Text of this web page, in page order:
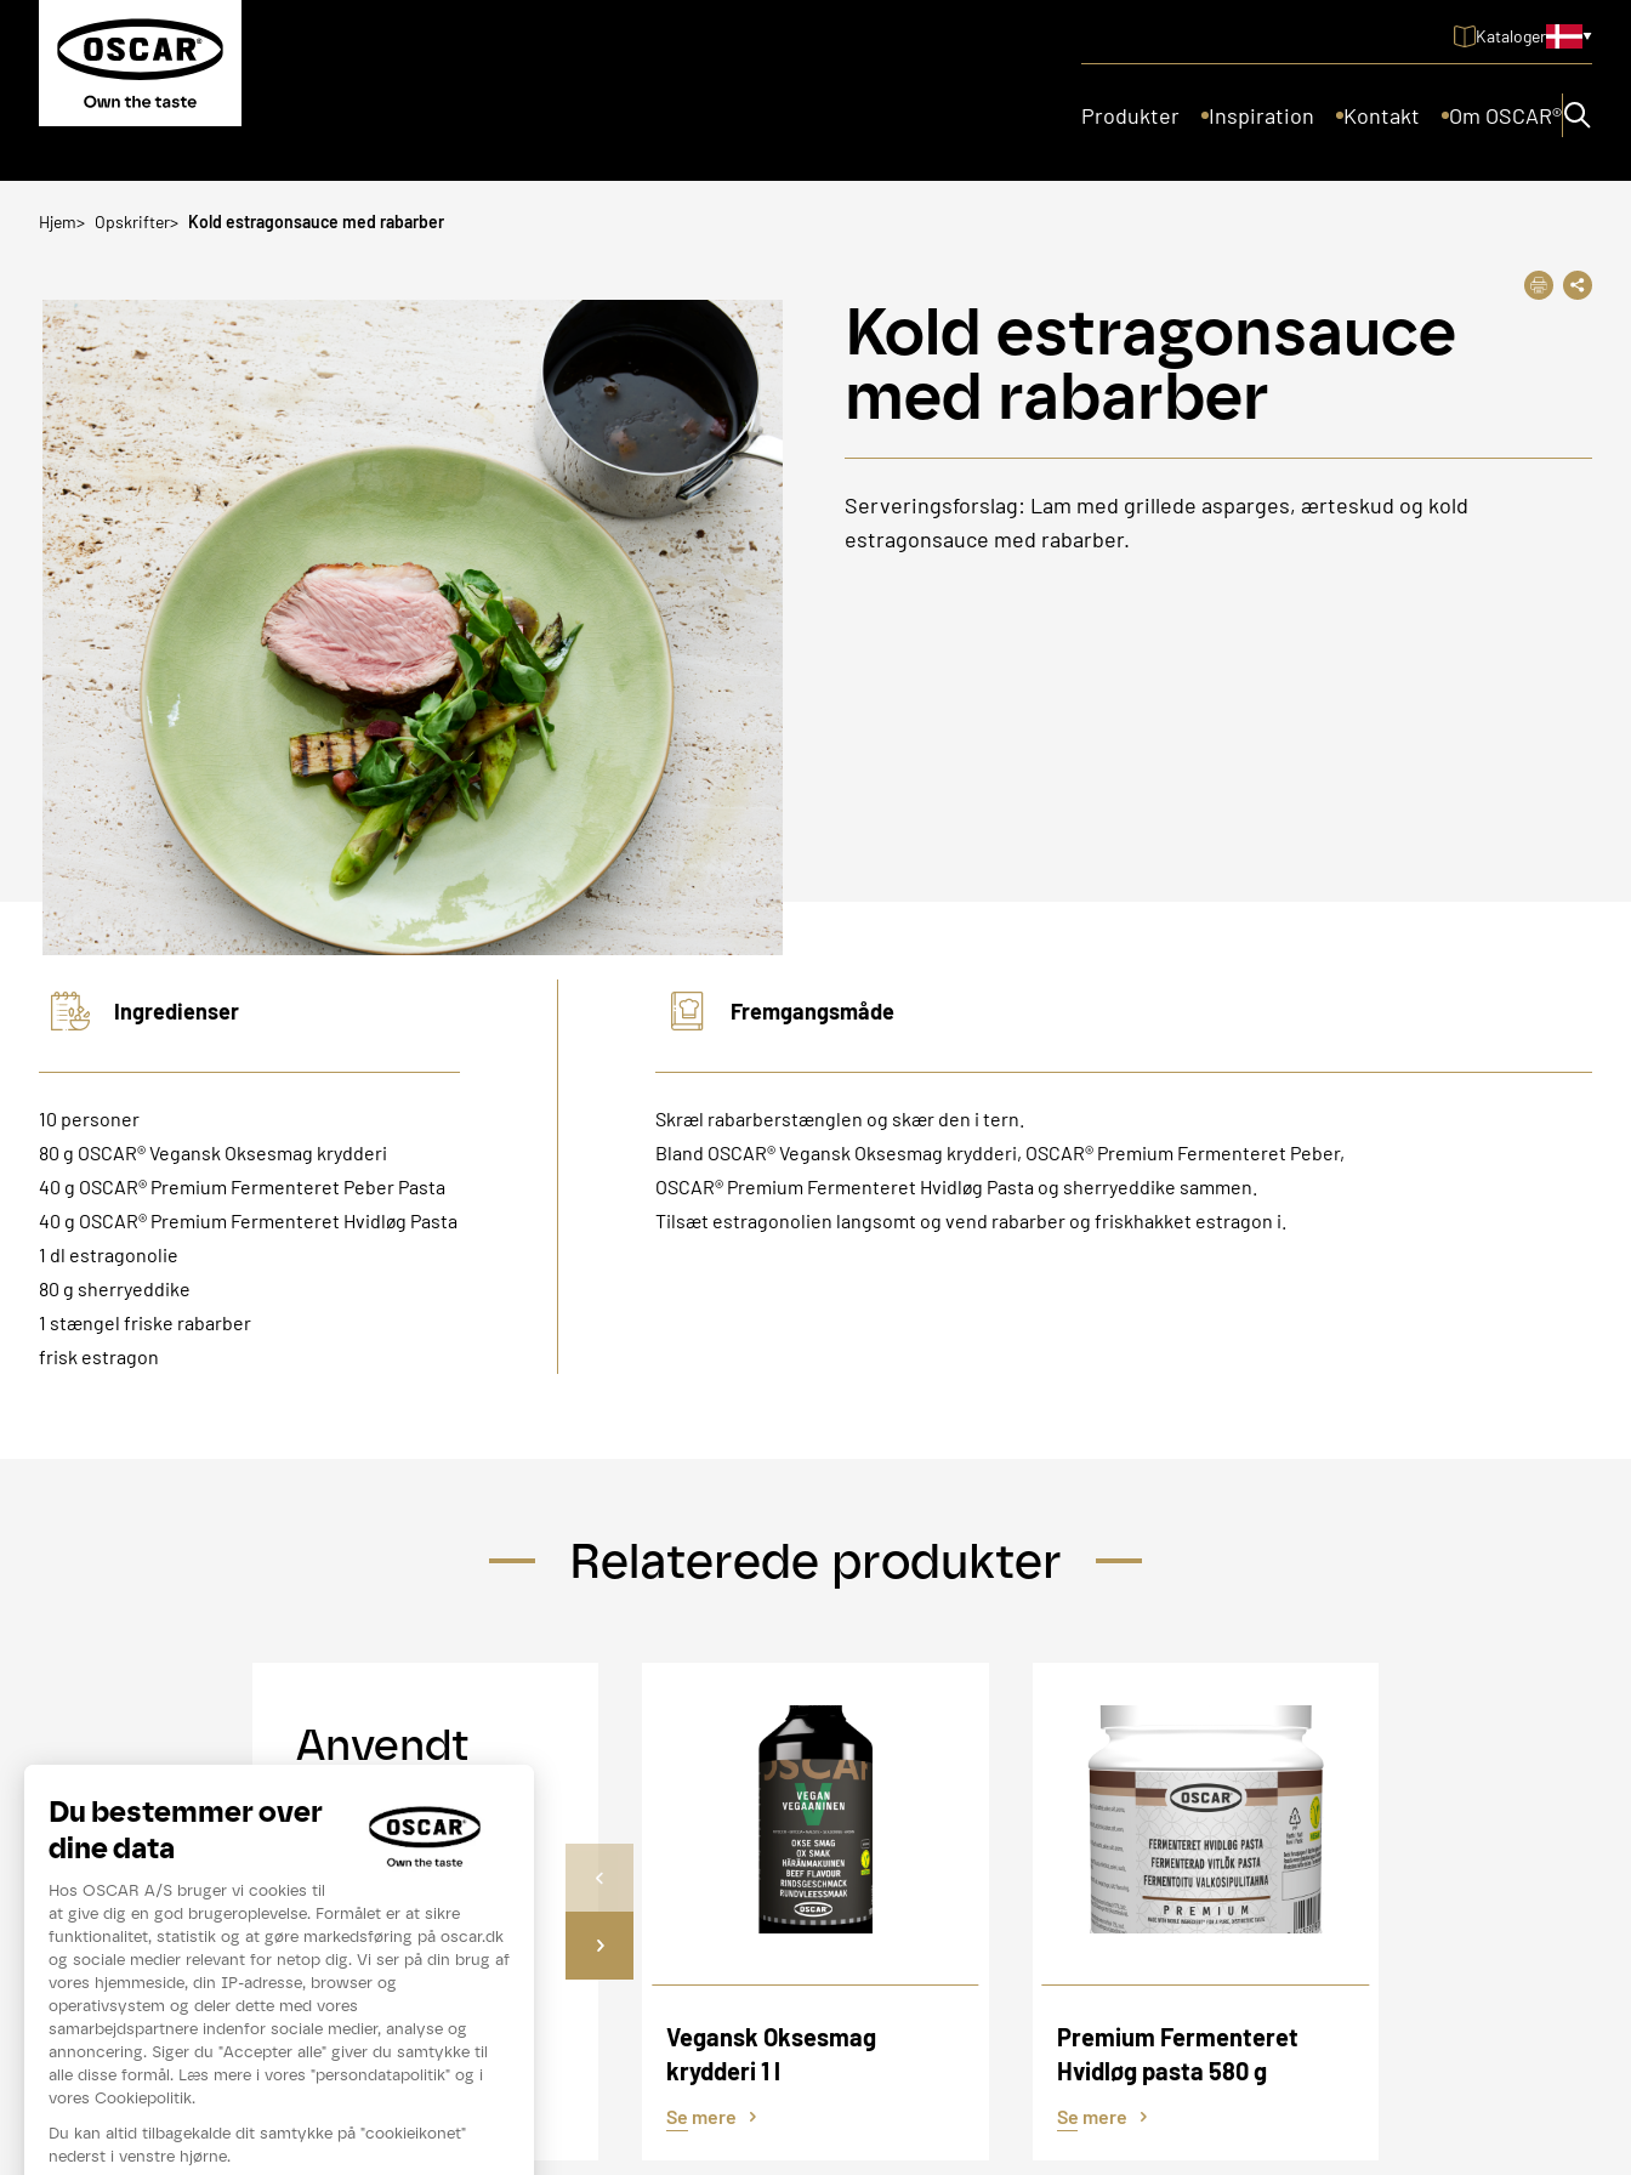
Kataloger
Produkter Inspiration Kontakt Om OSCAR®
Hjem Opskrifter Kold estragonsauce med rabarber
Kold estragonsauce
med rabarber
Serveringsforslag: Lam med grillede asparges, ærteskud og kold
estragonsauce med rabarber.
Ingredienser
10 personer
80 g OSCAR® Vegansk Oksesmag krydderi
40 g OSCAR® Premium Fermenteret Peber Pasta
40 g OSCAR® Premium Fermenteret Hvidløg Pasta
1 dl estragonolie
80 g sherryeddike
1 stængel friske rabarber
frisk estragon
Fremgangsmåde
Skræl rabarberstænglen og skær den i tern.
Bland OSCAR® Vegansk Oksesmag krydderi, OSCAR® Premium Fermenteret Peber,
OSCAR® Premium Fermenteret Hvidløg Pasta og sherryeddike sammen.
Tilsæt estragonolien langsomt og vend rabarber og friskhakket estragon i.
Relaterede produkter
Anvendt
produkter
Vegansk Oksesmag
krydderi 1 l
Se mere
Premium Fermenteret
Hvidløg pasta 580 g
Se mere